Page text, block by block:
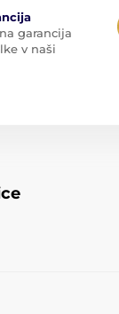
garancija
v naši